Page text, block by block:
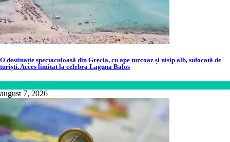
O destinație spectaculoasă din Grecia, cu ape turcoaz și nisip alb, sufocată de
turiști. Acces limitat la celebra Laguna Balos
august 7, 2026